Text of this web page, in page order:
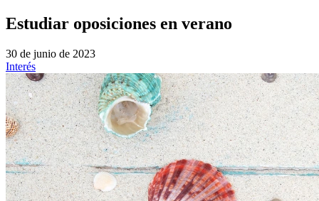
Estudiar oposiciones en verano
30 de junio de 2023
Interés